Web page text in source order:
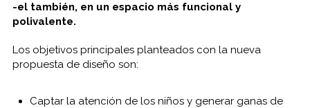
-el también, en un espacio más funcional y
polivalente.
Los objetivos principales planteados con la nueva
propuesta de diseño son:
Captar la atención de los niños y generar ganas de